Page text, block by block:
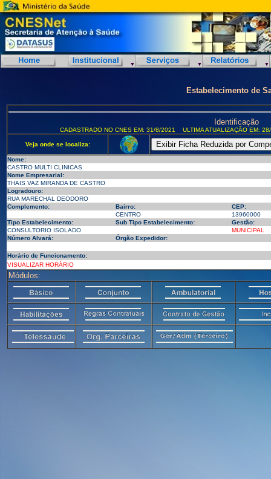
Estabelecimento de
Identificação
CADASTRADO NO CNES EM: 31/8/2021 ULTIMA ATUALIZAÇÃO EM:
Veja onde se localiza:
Nome:
CASTRO MULTI CLINICAS
Nome Empresarial:
THAIS VAZ MIRANDA DE CASTRO
Logradouro:
RUA MARECHAL DEODORO
Complemento:
Bairro:
CEP:
CENTRO
13960000
Tipo Estabelecimento:
Sub Tipo Estabelecimento:
Gestão:
CONSULTORIO ISOLADO
MUNICIPAL
Número Alvará:
Órgão Expedidor:
Horário de Funcionamento:
VISUALIZAR HORÁRIO
Módulos: